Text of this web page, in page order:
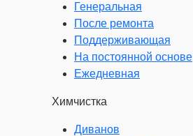
Генеральная
После ремонта
Поддерживающая
На постоянной основе
Ежедневная
Химчистка
Диванов